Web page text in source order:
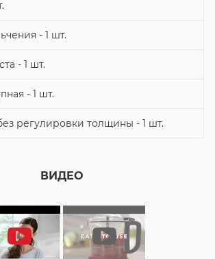
- 1 шт.
- 1 шт.
- 1 шт.
регулировки толщины - 1 шт.
ВИДЕО